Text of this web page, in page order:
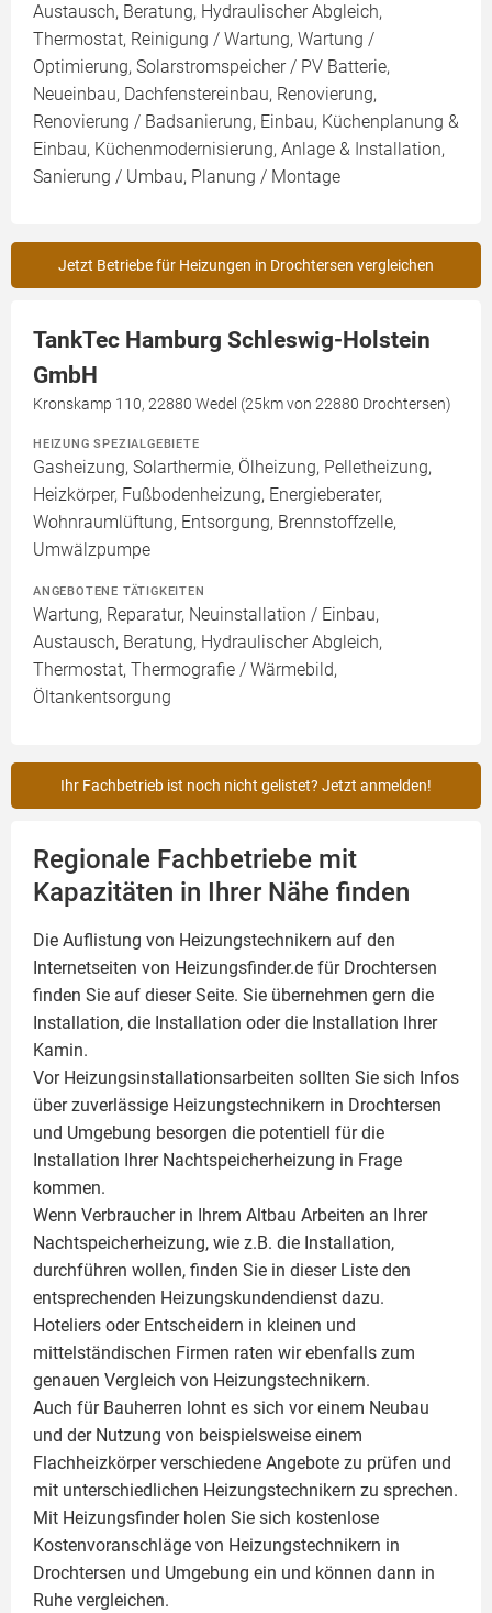
Austausch, Beratung, Hydraulischer Abgleich,
Thermostat, Reinigung / Wartung, Wartung /
Optimierung, Solarstromspeicher / PV Batterie,
Neueinbau, Dachfenstereinbau, Renovierung,
Renovierung / Badsanierung, Einbau, Küchenplanung &
Einbau, Küchenmodernisierung, Anlage & Installation,
Sanierung / Umbau, Planung / Montage
Jetzt Betriebe für Heizungen in Drochtersen vergleichen
TankTec Hamburg Schleswig-Holstein
GmbH
Kronskamp 110, 22880 Wedel (25km von 22880 Drochtersen)
HEIZUNG SPEZIALGEBIETE
Gasheizung, Solarthermie, Ölheizung, Pelletheizung,
Heizkörper, Fußbodenheizung, Energieberater,
Wohnraumlüftung, Entsorgung, Brennstoffzelle,
Umwälzpumpe
ANGEBOTENE TÄTIGKEITEN
Wartung, Reparatur, Neuinstallation / Einbau,
Austausch, Beratung, Hydraulischer Abgleich,
Thermostat, Thermografie / Wärmebild,
Öltankentsorgung
Ihr Fachbetrieb ist noch nicht gelistet? Jetzt anmelden!
Regionale Fachbetriebe mit
Kapazitäten in Ihrer Nähe finden
Die Auflistung von Heizungstechnikern auf den
Internetseiten von Heizungsfinder.de für Drochtersen
finden Sie auf dieser Seite. Sie übernehmen gern die
Installation, die Installation oder die Installation Ihrer
Kamin.
Vor Heizungsinstallationsarbeiten sollten Sie sich Infos
über zuverlässige Heizungstechnikern in Drochtersen
und Umgebung besorgen die potentiell für die
Installation Ihrer Nachtspeicherheizung in Frage
kommen.
Wenn Verbraucher in Ihrem Altbau Arbeiten an Ihrer
Nachtspeicherheizung, wie z.B. die Installation,
durchführen wollen, finden Sie in dieser Liste den
entsprechenden Heizungskundendienst dazu.
Hoteliers oder Entscheidern in kleinen und
mittelständischen Firmen raten wir ebenfalls zum
genauen Vergleich von Heizungstechnikern.
Auch für Bauherren lohnt es sich vor einem Neubau
und der Nutzung von beispielsweise einem
Flachheizkörperverschiedene Angebote zu prüfen und
mit unterschiedlichen Heizungstechnikern zu sprechen.
Mit Heizungsfinder holen Sie sich kostenlose
Kostenvoranschläge von Heizungstechnikern in
Drochtersen und Umgebung ein und können dann in
Ruhe vergleichen.